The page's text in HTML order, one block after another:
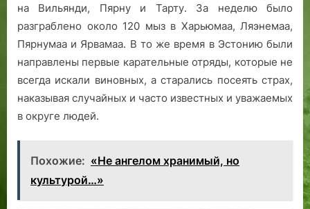
на Вильянди, Пярну и Тарту. За неделю было
разграблено около 120 мыз в Харьюмаа, Ляэнемаа,
Пярнумаа и Ярвамаа. В то же время в Эстонию были
направлены первые карательные отряды, которые не
всегда искали виновных, а старались посеять страх,
наказывая случайных и часто известных и уважаемых
в округе людей.
Похожие: «Не ангелом хранимый, но
культурой…»